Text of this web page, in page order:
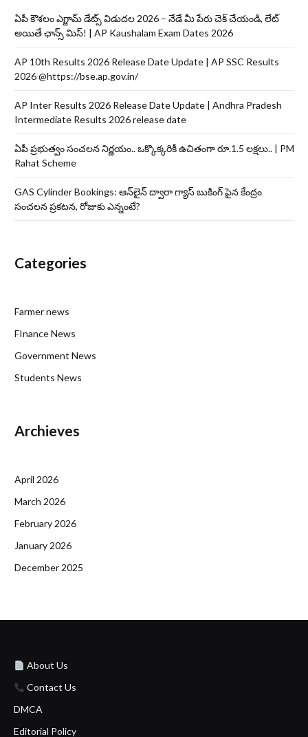
ఏపీ కౌశలం ఎగ్జామ్ డేట్స్ విడుదల 2026 – నేడే మీ పేరు చెక్ చేయండి, లేట్
అయితే ఛాన్స్ మిస్! | AP Kaushalam Exam Dates 2026
AP 10th Results 2026 Release Date Update | AP SSC Results
2026 @https://bse.ap.gov.in/
AP Inter Results 2026 Release Date Update | Andhra Pradesh
Intermediate Results 2026 release date
ఏపీ ప్రభుత్వం సంచలన నిర్ణయం.. ఒక్కొక్కరికీ ఉచితంగా రూ.1.5 లక్షలు.. | PM
Rahat Scheme
GAS Cylinder Bookings: ఆన్‌లైన్‌ ద్వారా గ్యాస్ బుకింగ్ పైన కేంద్రం
సంచలన ప్రకటన, రోజుకు ఎన్నంటే?
Categories
Farmer news
FInance News
Government News
Students News
Archieves
April 2026
March 2026
February 2026
January 2026
December 2025
About Us
Contact Us
DMCA
Editorial Policy